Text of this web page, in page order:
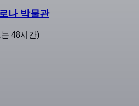
나 박물관
48시간)